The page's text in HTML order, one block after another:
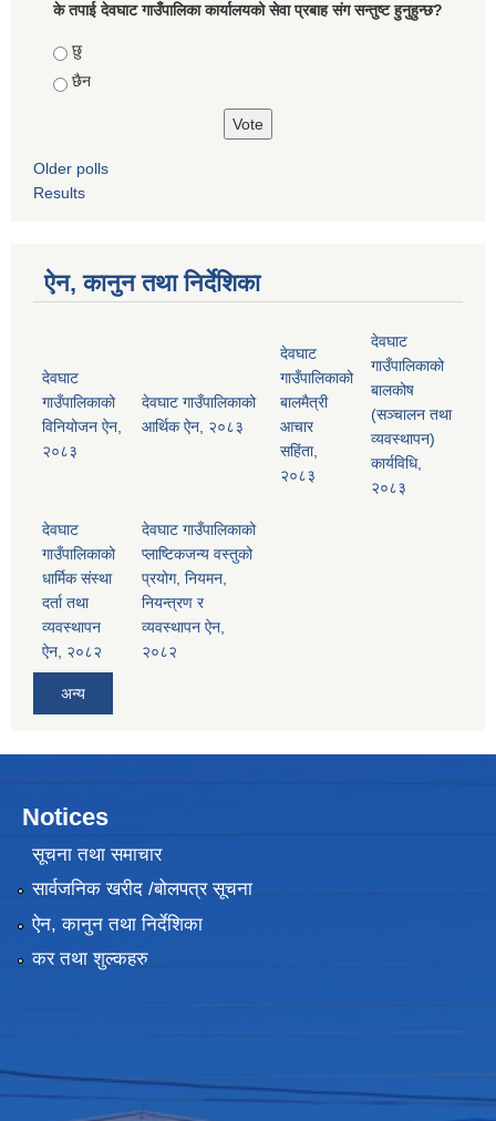
के तपाई देवघाट गाउँपालिका कार्यालयको सेवा प्रबाह संग सन्तुष्ट हुनुहुन्छ?
Choices
छु
छैन
Older polls
Results
ऐन, कानुन तथा निर्देशिका
देवघाट
गाउँपालिकाको
विनियोजन ऐन,
२०८३
देवघाट गाउँपालिकाको
आर्थिक ऐन, २०८३
देवघाट
गाउँपालिकाको
बालमैत्री
आचार
सहिंता,
२०८३
देवघाट
गाउँपालिकाको
बालकोष
(सञ्चालन तथा
व्यवस्थापन)
कार्यविधि,
२०८३
देवघाट
गाउँपालिकाको
धार्मिक संस्था
दर्ता तथा
व्यवस्थापन
ऐन, २०८२
देवघाट गाउँपालिकाको
प्लाष्टिकजन्य वस्तुको
प्रयोग, नियमन,
नियन्त्रण र
व्यवस्थापन ऐन,
२०८२
अन्य
Notices
सूचना तथा समाचार
सार्वजनिक खरीद /बोलपत्र सूचना
ऐन, कानुन तथा निर्देशिका
कर तथा शुल्कहरु